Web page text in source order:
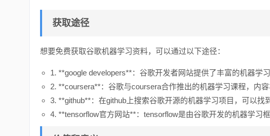
获取途径
想要免费获取谷歌机器学习资料，可以通过以下途径：
1. **google developers**：谷歌开发者网站提供了丰富的机器学
2. **coursera**：谷歌与coursera合作推出的机器学习课程，内
3. **github**：在github上搜索谷歌开源的机器学习项目，可以找
4. **tensorflow官方网站**：tensorflow是由谷歌开发的机器学习